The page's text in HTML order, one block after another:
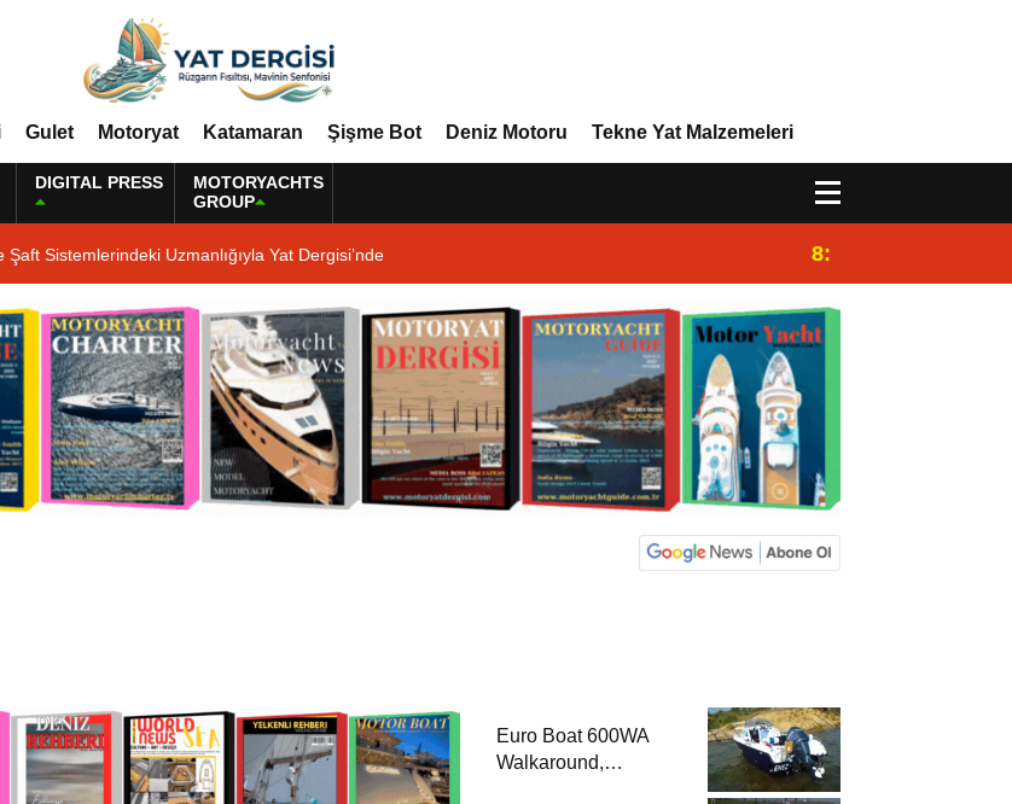
Gulet Motoryat Katamaran Şişme Bot Deniz Motoru Tekne Yat Malzemeleri
DIGITAL PRESS
MOTORYACHTS
GROUP
Sistemlerindeki Uzmanlığıyla Yat Dergisi’nde 8:29
Euro Boat 600WA
Walkaround,